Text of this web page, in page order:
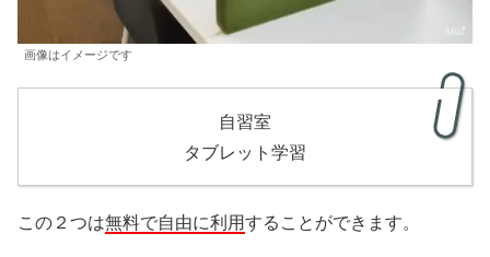
画像はイメージです
自習室
タブレット学習
この２つは無料で自由に利用することができます。